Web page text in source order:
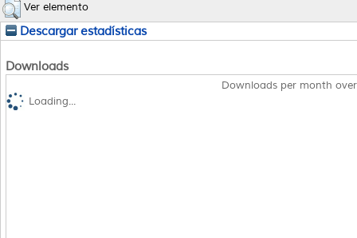
Ver elemento
Descargar estadísticas
Downloads
Downloads per month
Loading...